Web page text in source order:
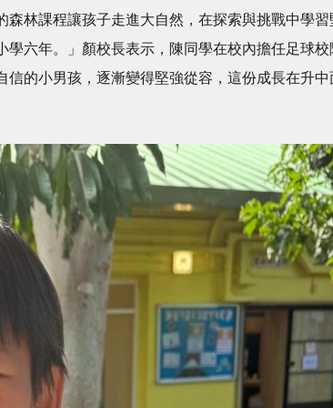
林課程讓孩子走進大自然，在探索與挑戰中學習
六年。」顏校長表示，陳同學在校內擔任足球校
的小男孩，逐漸變得堅強從容，這份成長在升中